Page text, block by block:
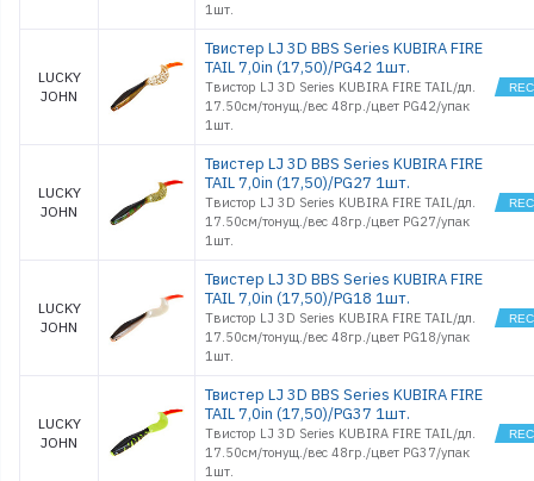
1шт.
LUCKY
JOHN
Твистер LJ 3D BBS Series KUBIRA FIRE
TAIL 7,0in (17,50)/PG42 1шт.
Твистор LJ 3D Series KUBIRA FIRE TAIL/дл.
17.50см/тонущ./вес 48гр./цвет PG42/упак
1шт.
LUCKY
JOHN
Твистер LJ 3D BBS Series KUBIRA FIRE
TAIL 7,0in (17,50)/PG27 1шт.
Твистор LJ 3D Series KUBIRA FIRE TAIL/дл.
17.50см/тонущ./вес 48гр./цвет PG27/упак
1шт.
LUCKY
JOHN
Твистер LJ 3D BBS Series KUBIRA FIRE
TAIL 7,0in (17,50)/PG18 1шт.
Твистор LJ 3D Series KUBIRA FIRE TAIL/дл.
17.50см/тонущ./вес 48гр./цвет PG18/упак
1шт.
LUCKY
JOHN
Твистер LJ 3D BBS Series KUBIRA FIRE
TAIL 7,0in (17,50)/PG37 1шт.
Твистор LJ 3D Series KUBIRA FIRE TAIL/дл.
17.50см/тонущ./вес 48гр./цвет PG37/упак
1шт.